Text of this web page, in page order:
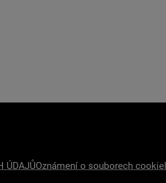
ÚDAJŮOznámení o souborech cookie